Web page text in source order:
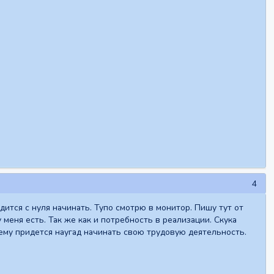
4
с нуля начинать. Тупо смотрю в монитор. Пишу тут от
есть. Так же как и потребность в реализации. Скука
придется наугад начинать свою трудовую деятельность.